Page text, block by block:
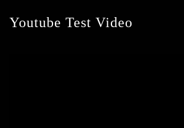
Youtube Test Video